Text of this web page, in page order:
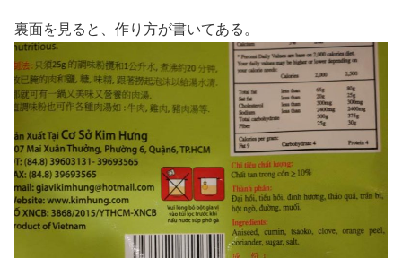
裏面を見ると、作り方が書いてある。